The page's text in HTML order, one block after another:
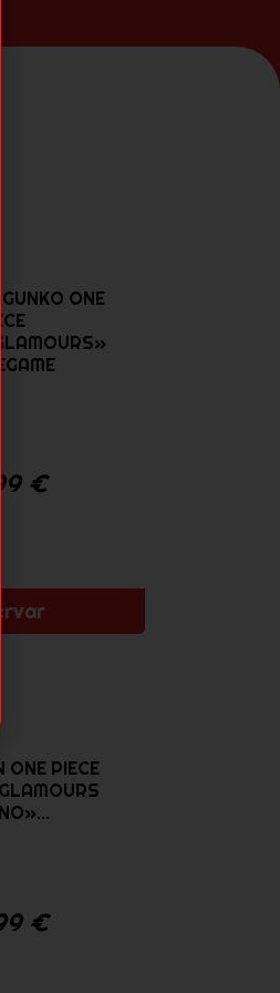
GUNKO ONE
€
ONE PIECE
€